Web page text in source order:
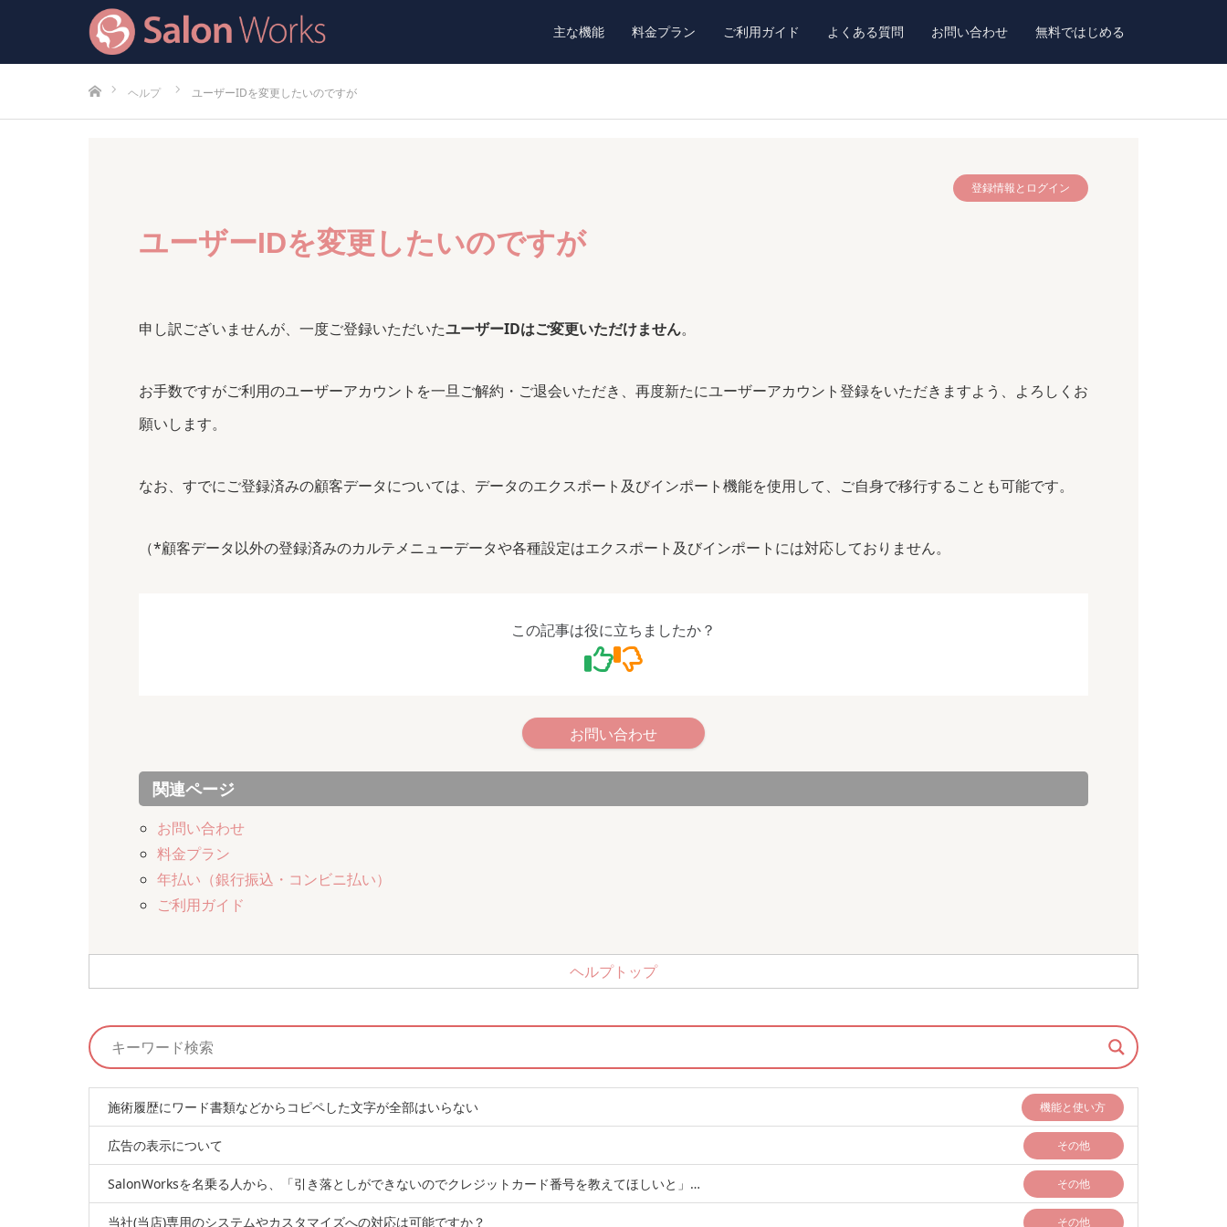
主な機能 料金プラン ご利用ガイド よくある質問 お問い合わせ 無料ではじめる
ヘルプ
ユーザーIDを変更したいのですが
登録情報とログイン
ユーザーIDを変更したいのですが
申し訳ございませんが、一度ご登録いただいたユーザーIDはご変更いただけません。
お手数ですがご利用のユーザーアカウントを一旦ご解約・ご退会いただき、再度新たにユーザーアカウント登録をいただきますよう、よろしくお
願いします。
なお、すでにご登録済みの顧客データについては、データのエクスポート及びインポート機能を使用して、ご自身で移行することも可能です。
（*顧客データ以外の登録済みのカルテメニューデータや各種設定はエクスポート及びインポートには対応しておりません。
この記事は役に立ちましたか？
お問い合わせ
関連ページ
お問い合わせ
料金プラン
年払い（銀行振込・コンビニ払い）
ご利用ガイド
ヘルプトップ
機能と使い方
施術履歴にワード書類などからコピペした文字が全部はいらない
その他
広告の表示について
その他
SalonWorksを名乗る人から、「引き落としができないのでクレジットカード番号を教えてほしいと」…
その他
当社(当店)専用のシステムやカスタマイズへの対応は可能ですか？